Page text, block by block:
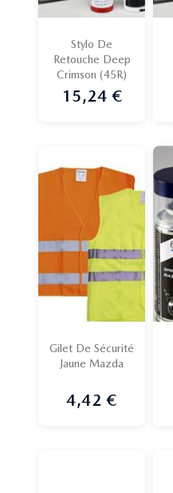
Stylo De
Retouche Deep
Crimson (45R)
Prix
15,24 €
Gilet De Sécurité
Jaune Mazda
Prix
4,42 €